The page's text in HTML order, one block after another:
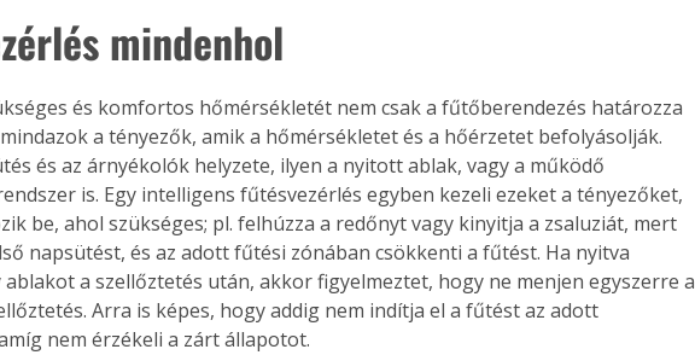
mindenhol
és komfortos hőmérsékletét nem csak a fűtőberendezés határozza
a tényezők, amik a hőmérsékletet és a hőérzetet befolyásolják.
és az árnyékolók helyzete, ilyen a nyitott ablak, vagy a működő
is. Egy intelligens fűtésvezérlés egyben kezeli ezeket a tényezőket,
be, ahol szükséges; pl. felhúzza a redőnyt vagy kinyitja a zsaluziát, mert
napsütést, és az adott fűtési zónában csökkenti a fűtést. Ha nyitva
a szellőztetés után, akkor figyelmeztet, hogy ne menjen egyszerre a
Arra is képes, hogy addig nem indítja el a fűtést az adott
nem érzékeli a zárt állapotot.